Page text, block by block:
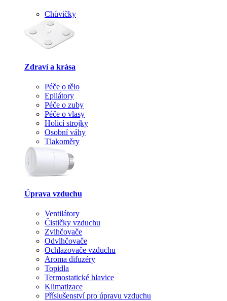
Chůvičky
Zdraví a krása
Péče o tělo
Epilátory
Péče o zuby
Péče o vlasy
Holicí strojky
Osobní váhy
Tlakoměry
Úprava vzduchu
Ventilátory
Čističky vzduchu
Zvlhčovače
Odvlhčovače
Ochlazovače vzduchu
Aroma difuzéry
Topidla
Termostatické hlavice
Klimatizace
Příslušenství pro úpravu vzduchu